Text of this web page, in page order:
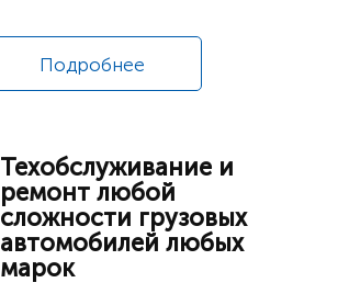
Подробнее
Техобслуживание и
ремонт любой
сложности грузовых
автомобилей любых
марок